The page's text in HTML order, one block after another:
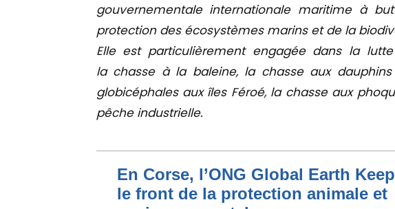
gouvernementale internationale maritime à
protection des écosystèmes marins et de la
Elle est particulièrement engagée dans la
la chasse à la baleine, la chasse aux
globicéphales aux îles Féroé, la chasse aux
pêche industrielle.
En Corse, l’ONG Global Earth
le front de la protection animale et